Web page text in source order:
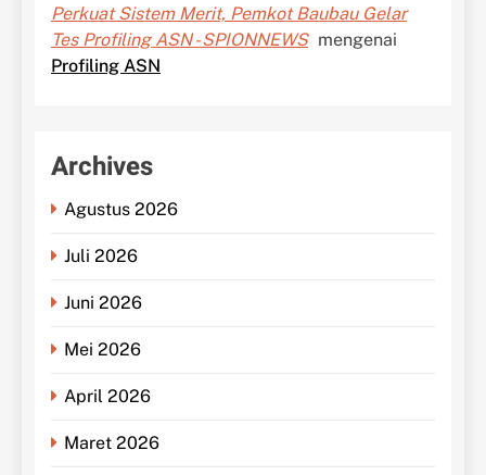
Perkuat Sistem Merit, Pemkot Baubau Gelar
Tes Profiling ASN - SPIONNEWS mengenai
Profiling ASN
Archives
Agustus 2026
Juli 2026
Juni 2026
Mei 2026
April 2026
Maret 2026